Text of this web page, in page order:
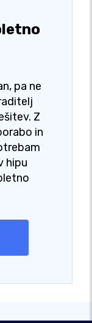
pa ne
Z
in
hipu